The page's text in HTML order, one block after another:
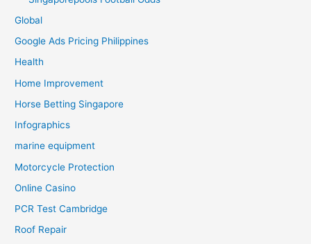
Global
Google Ads Pricing Philippines
Health
Home Improvement
Horse Betting Singapore
Infographics
marine equipment
Motorcycle Protection
Online Casino
PCR Test Cambridge
Roof Repair